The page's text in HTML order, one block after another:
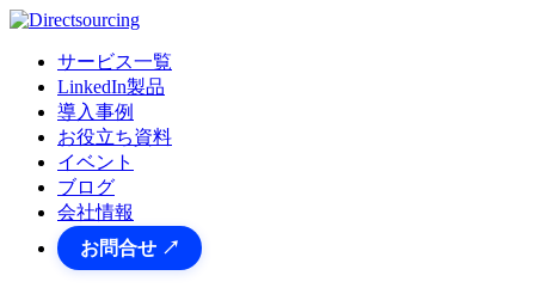
サービス一覧
LinkedIn製品
導入事例
お役立ち資料
イベント
ブログ
会社情報
お問合せ ↗